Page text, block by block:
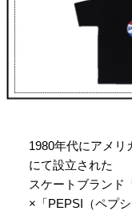
1980年代にアメリ
にて設立された
スケートブランド
×「PEPSI（ペプ